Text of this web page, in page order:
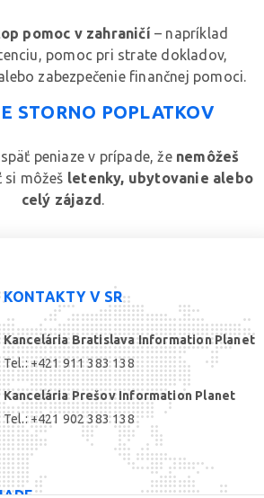
pomoc v zahraničí – napríklad
pomoc pri strate dokladov,
zabezpečenie finančnej pomoci.
STORNO POPLATKOV
peniaze v prípade, že nemôžeš
si môžeš letenky, ubytovanie alebo
celý zájazd.
KONTAKTY V SR
Kancelária Bratislava Information Planet
Tel.: +421 911 383 138
Kancelária Prešov Information Planet
Tel.: +421 902 383 138